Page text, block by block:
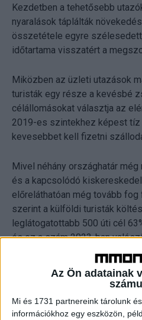
Az Ön adatainak
Mi és 1731 partnereink tárolunk
információkhoz egy eszközön,
Kezdetben a tehetősebb
nyaralások táplálták
összetétele egyre
időtartama visszatért a
Miközben az üzleti utazások
turisták egy része a kevésbé
célállomásokat választja az
2019-es szintekhez képest
kevesebbet kell fizetni
Mivel néhány országhatár
és a kapcsolódó
előreláthatóan még tovább
szerint a külföldi turisták
leglátogatottabb 500 úti cél
és ez a szám 2023-ban
2. Tudatosabb fogyasztók,